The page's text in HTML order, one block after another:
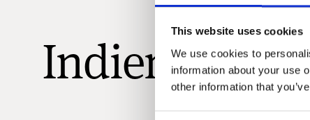
This website uses cookies
We use cookies to
information about your use
other information that
Indien